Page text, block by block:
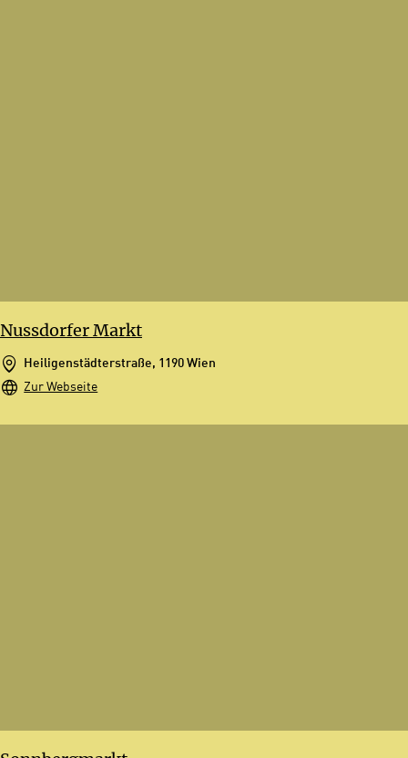
Nussdorfer Markt
Heiligenstädterstraße, 1190 Wien
Zur Webseite